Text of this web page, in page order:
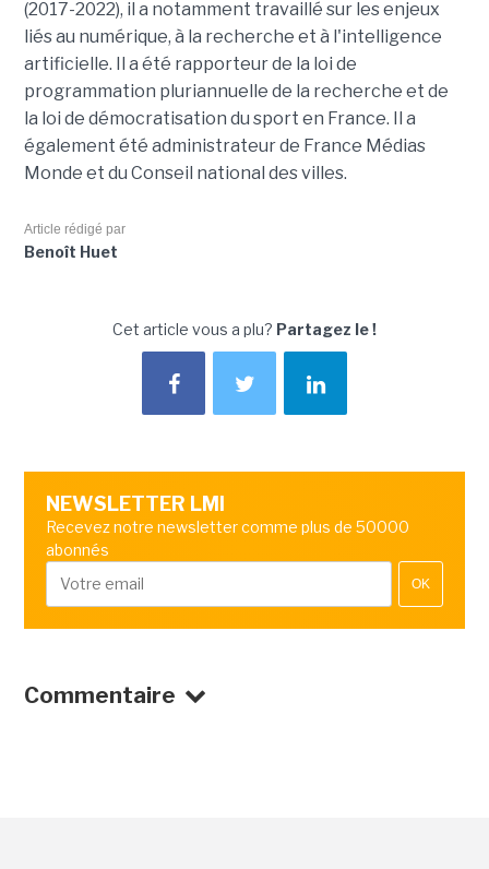
(2017-2022), il a notamment travaillé sur les enjeux
liés au numérique, à la recherche et à l'intelligence
artificielle. Il a été rapporteur de la loi de
programmation pluriannuelle de la recherche et de
la loi de démocratisation du sport en France. Il a
également été administrateur de France Médias
Monde et du Conseil national des villes.
Article rédigé par
Benoît Huet
Cet article vous a plu? Partagez le !
NEWSLETTER LMI
Recevez notre newsletter comme plus de 50000
abonnés
OK
Commentaire